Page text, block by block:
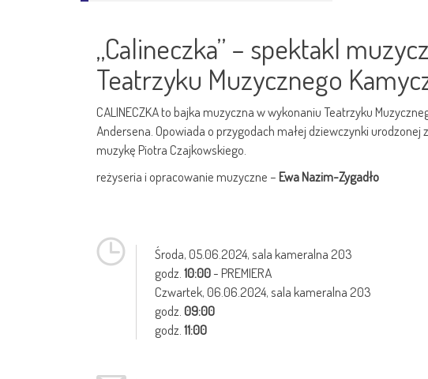
„Calineczka” – spektakl
Teatrzyku Muzycznego
CALINECZKA to bajka muzyczna w wykonaniu Teatrzyku
Andersena. Opowiada o przygodach małej dziewczynki
muzykę Piotra Czajkowskiego.
reżyseria i opracowanie muzyczne –Ewa Nazim-Zygadło
Środa,05.06.2024, sala kameralna 203
godz.10:00- PREMIERA
Czwartek,06.06.2024, sala kameralna 203
godz.09:00
godz.11:00